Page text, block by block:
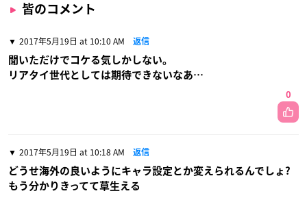
皆のコメント
2017年5月19日 at 10:10 AM 返信
聞いただけでコケる気しかしない。
リアタイ世代としては期待できないなあ…
0
2017年5月19日 at 10:18 AM 返信
どうせ海外の良いようにキャラ設定とか変えられるんでしょ?
もう分かりきってて草生える